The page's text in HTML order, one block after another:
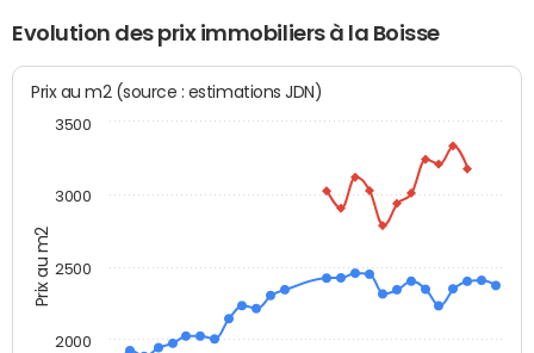
Evolution des prix immobiliers à la Boisse
Prix au m2
Prix au m2 (source : estimations JDN)
2000
2500
3000
3500